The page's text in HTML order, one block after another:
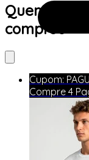
Quem viu
comprou